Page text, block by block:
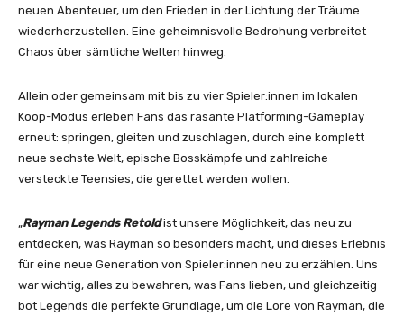
neuen Abenteuer, um den Frieden in der Lichtung der Träume
wiederherzustellen. Eine geheimnisvolle Bedrohung verbreitet
Chaos über sämtliche Welten hinweg.
Allein oder gemeinsam mit bis zu vier Spieler:innen im lokalen
Koop-Modus erleben Fans das rasante Platforming-Gameplay
erneut: springen, gleiten und zuschlagen, durch eine komplett
neue sechste Welt, epische Bosskämpfe und zahlreiche
versteckte Teensies, die gerettet werden wollen.
„Rayman Legends Retoldist unsere Möglichkeit, das neu zu
entdecken, was Rayman so besonders macht, und dieses Erlebnis
für eine neue Generation von Spieler:innen neu zu erzählen. Uns
war wichtig, alles zu bewahren, was Fans lieben, und gleichzeitig
bot Legends die perfekte Grundlage, um die Lore von Rayman, die